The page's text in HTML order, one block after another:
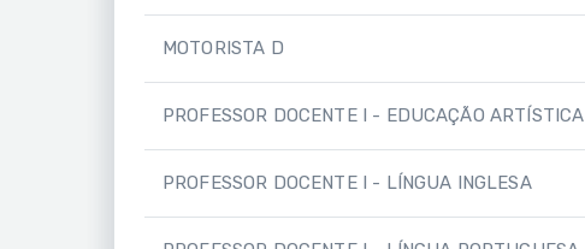
MOTORISTA D
PROFESSOR DOCENTE I - EDUCAÇÃO ARTÍSTICA
PROFESSOR DOCENTE I - LÍNGUA INGLESA